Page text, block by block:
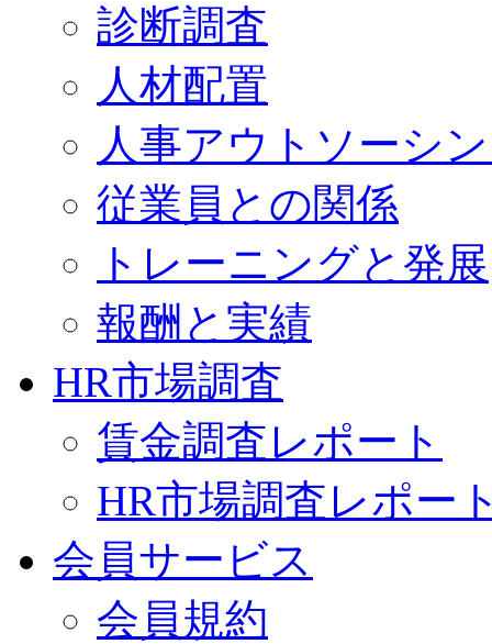
診断調査
人材配置
人事アウトソーシ
従業員との関係
トレーニングと発展
報酬と実績
HR市場調査
賃金調査レポート
HR市場調査レポー
会員サービス
会員規約